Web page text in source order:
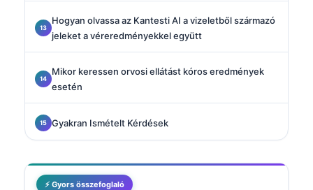
Hogyan olvassa az Kantesti AI a vizeletből származó
jeleket a véreredményekkel együtt
Mikor keressen orvosi ellátást kóros eredmények
esetén
Gyakran Ismételt Kérdések
⚡ Gyors összefoglaló